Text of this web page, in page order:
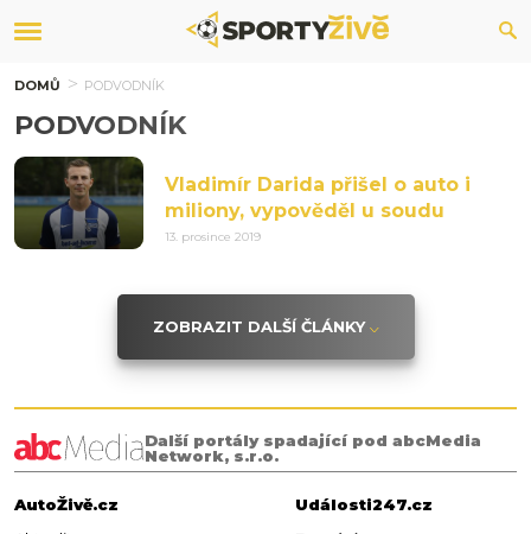
DOMŮ PODVODNÍK
PODVODNÍK
Vladimír Darida přišel o auto i
miliony, vypověděl u soudu
13. prosince 2019
ZOBRAZIT DALŠÍ ČLÁNKY
Další portály spadající pod abcMedia
Network, s.r.o.
AutoŽivě.cz
Události247.cz